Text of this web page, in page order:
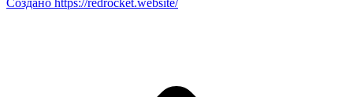
Создано https://redrocket.website/